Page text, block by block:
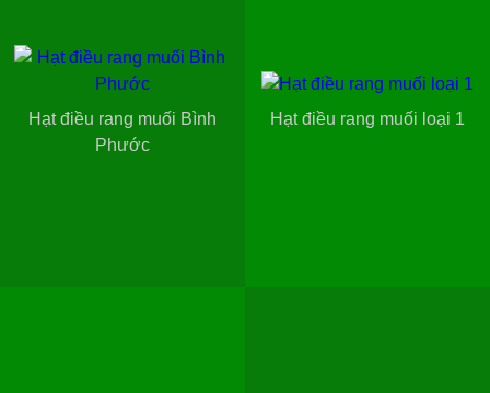
Hạt điều rang muối Bình
Phước
Hạt điều rang muối loại 1